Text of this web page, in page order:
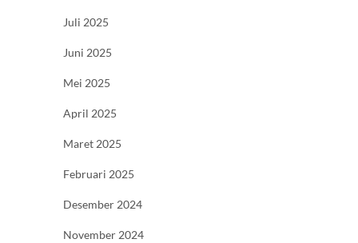
Juli 2025
Juni 2025
Mei 2025
April 2025
Maret 2025
Februari 2025
Desember 2024
November 2024